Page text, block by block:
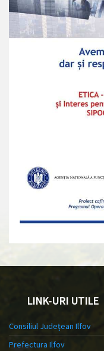
LINK-URI UTILE
Consiliul Județean Ilfov
Prefectura Ilfov